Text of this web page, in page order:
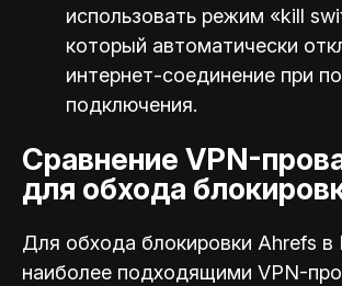
использовать режим «kill
который автоматически
интернет-соединение при
подключения.
Сравнение VPN-
для обхода
Для обхода блокировки Ahrefs в
наиболее подходящими VPN-